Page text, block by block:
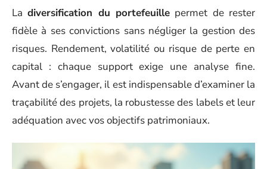
Ladiversification du portefeuille permet de rester
fidèle à ses convictions sans négliger la gestion des
risques. Rendement, volatilité ou risque de perte en
capital : chaque support exige une analyse fine.
Avant de s’engager, il est indispensable d’examiner la
traçabilité des projets, la robustesse des labels et leur
adéquation avec vos objectifs patrimoniaux.